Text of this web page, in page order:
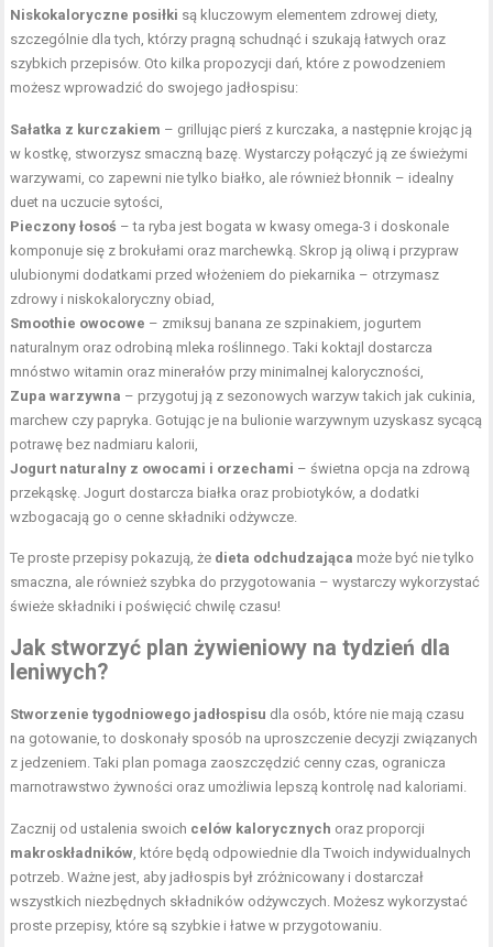
Niskokaloryczne posiłki są kluczowym elementem zdrowej diety,
szczególnie dla tych, którzy pragną schudnąć i szukają łatwych oraz
szybkich przepisów. Oto kilka propozycji dań, które z powodzeniem
możesz wprowadzić do swojego jadłospisu:
Sałatka z kurczakiem – grillując pierś z kurczaka, a następnie krojąc ją
w kostkę, stworzysz smaczną bazę. Wystarczy połączyć ją ze świeżymi
warzywami, co zapewni nie tylko białko, ale również błonnik – idealny
duet na uczucie sytości,
Pieczony łosoś – ta ryba jest bogata w kwasy omega-3 i doskonale
komponuje się z brokułami oraz marchewką. Skrop ją oliwą i przypraw
ulubionymi dodatkami przed włożeniem do piekarnika – otrzymasz
zdrowy i niskokaloryczny obiad,
Smoothie owocowe – zmiksuj banana ze szpinakiem, jogurtem
naturalnym oraz odrobiną mleka roślinnego. Taki koktajl dostarcza
mnóstwo witamin oraz minerałów przy minimalnej kaloryczności,
Zupa warzywna – przygotuj ją z sezonowych warzyw takich jak cukinia,
marchew czy papryka. Gotując je na bulionie warzywnym uzyskasz sycącą
potrawę bez nadmiaru kalorii,
Jogurt naturalny z owocami i orzechami – świetna opcja na zdrową
przekąskę. Jogurt dostarcza białka oraz probiotyków, a dodatki
wzbogacają go o cenne składniki odżywcze.
Te proste przepisy pokazują, że dieta odchudzająca może być nie tylko
smaczna, ale również szybka do przygotowania – wystarczy wykorzystać
świeże składniki i poświęcić chwilę czasu!
Jak stworzyć plan żywieniowy na tydzień dla
leniwych?
Stworzenie tygodniowego jadłospisu dla osób, które nie mają czasu
na gotowanie, to doskonały sposób na uproszczenie decyzji związanych
z jedzeniem. Taki plan pomaga zaoszczędzić cenny czas, ogranicza
marnotrawstwo żywności oraz umożliwia lepszą kontrolę nad kaloriami.
Zacznij od ustalenia swoich celów kalorycznych oraz proporcji
makroskładników, które będą odpowiednie dla Twoich indywidualnych
potrzeb. Ważne jest, aby jadłospis był zróżnicowany i dostarczał
wszystkich niezbędnych składników odżywczych. Możesz wykorzystać
proste przepisy, które są szybkie i łatwe w przygotowaniu.